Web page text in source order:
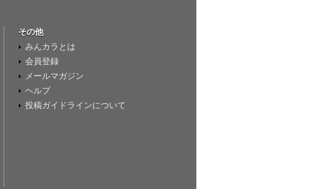
その他
みんカラとは
会員登録
メールマガジン
ヘルプ
投稿ガイドラインについて